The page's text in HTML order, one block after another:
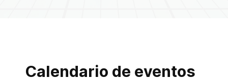
Calendario de eventos